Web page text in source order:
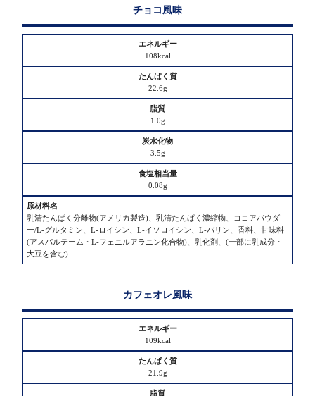
チョコ風味
108kcal
22.6g
1.0g
3.5g
0.08g
乳清たんぱく分離物(アメリカ製造)、乳清たんぱく濃縮物、ココアパウダ
ー/L-グルタミン、L-ロイシン、L-イソロイシン、L-バリン、香料、甘味料
(アスパルテーム・L-フェニルアラニン化合物)、乳化剤、(一部に乳成分・
大豆を含む)
カフェオレ風味
109kcal
21.9g